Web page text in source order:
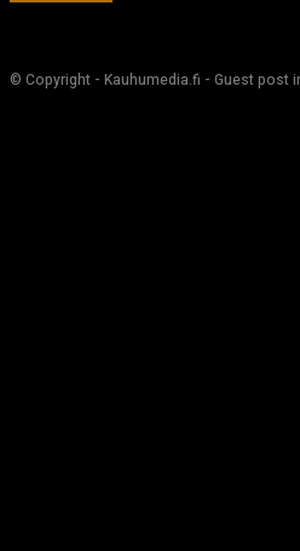
© Copyright - Kauhumedia.fi - Guest